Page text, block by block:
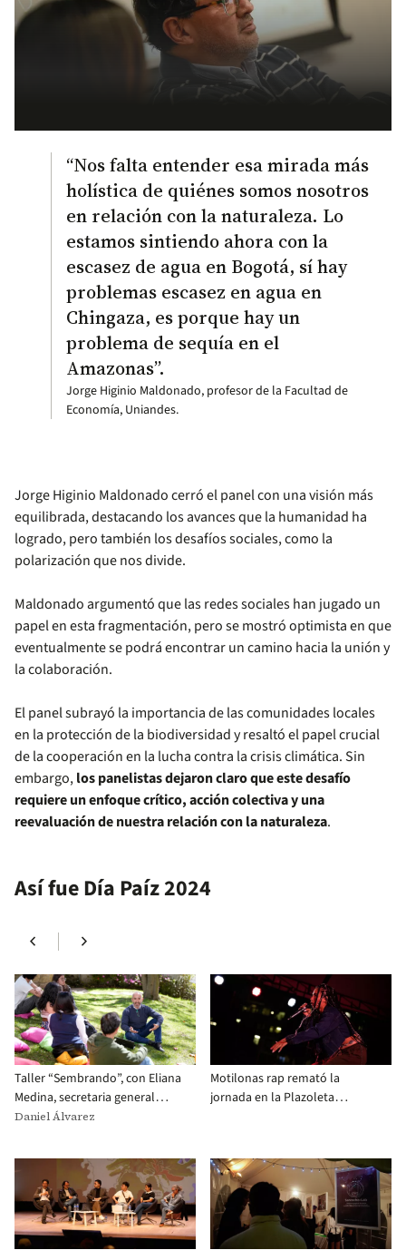
“Nos falta entender esa mirada más
holística de quiénes somos nosotros
en relación con la naturaleza. Lo
estamos sintiendo ahora con la
escasez de agua en Bogotá, sí hay
problemas escasez en agua en
Chingaza, es porque hay un
problema de sequía en el
Amazonas”.
Jorge Higinio Maldonado, profesor de la Facultad de
Economía, Uniandes.
Jorge Higinio Maldonado cerró el panel con una visión más
equilibrada, destacando los avances que la humanidad ha
logrado, pero también los desafíos sociales, como la
polarización que nos divide.
Maldonado argumentó que las redes sociales han jugado un
papel en esta fragmentación, pero se mostró optimista en que
eventualmente se podrá encontrar un camino hacia la unión y
la colaboración.
El panel subrayó la importancia de las comunidades locales
en la protección de la biodiversidad y resaltó el papel crucial
de la cooperación en la lucha contra la crisis climática. Sin
embargo,los panelistas dejaron claro que este desafío
requiere un enfoque crítico, acción colectiva y una
reevaluación de nuestra relación con la naturaleza.
Así fue Día Paíz 2024
chevron_left chevron_right
Taller “Sembrando”, con Eliana
Medina, secretaria general
Facultad de Ciencias Sociales y
profesor del Departamento de
Lenguas & Cultura.
Daniel Álvarez
Motilonas rap remató la
jornada en la Plazoleta